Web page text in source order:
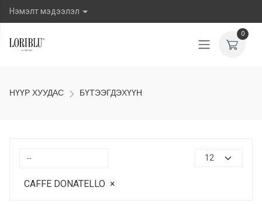
Нэмэлт мэдээлэл
0
НҮҮР ХУУДАС БҮТЭЭГДЭХҮҮН
CAFFE DONATELLO ×